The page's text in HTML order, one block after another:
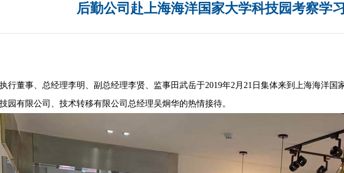
后勤公司赴上海海洋国家大学科技园考察学习
行董事、总经理李明、副总经理李贤、监事田武岳于2019年2月21日集体来到上海海洋国
园有限公司、技术转移有限公司总经理吴炯华的热情接待。